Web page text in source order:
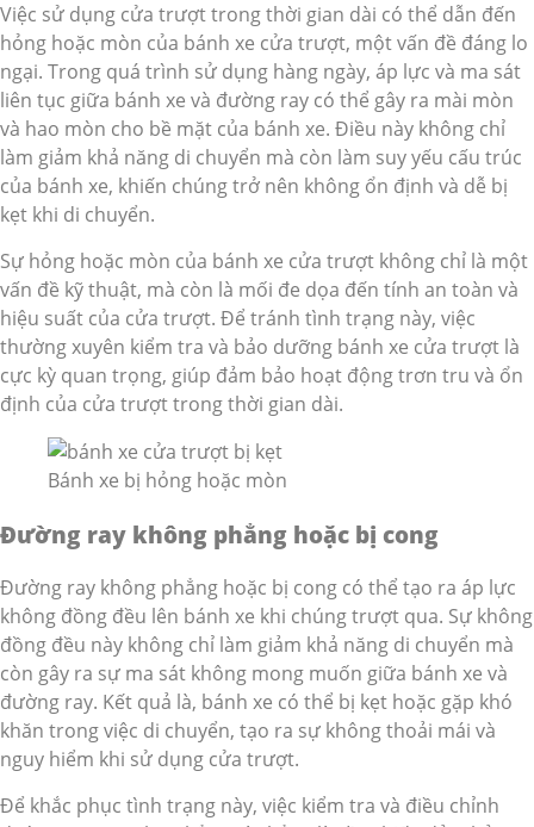
Việc sử dụng cửa trượt trong thời gian dài có thể dẫn đến
hỏng hoặc mòn của bánh xe cửa trượt, một vấn đề đáng lo
ngại. Trong quá trình sử dụng hàng ngày, áp lực và ma sát
liên tục giữa bánh xe và đường ray có thể gây ra mài mòn
và hao mòn cho bề mặt của bánh xe. Điều này không chỉ
làm giảm khả năng di chuyển mà còn làm suy yếu cấu trúc
của bánh xe, khiến chúng trở nên không ổn định và dễ bị
kẹt khi di chuyển.
Sự hỏng hoặc mòn của bánh xe cửa trượt không chỉ là một
vấn đề kỹ thuật, mà còn là mối đe dọa đến tính an toàn và
hiệu suất của cửa trượt. Để tránh tình trạng này, việc
thường xuyên kiểm tra và bảo dưỡng bánh xe cửa trượt là
cực kỳ quan trọng, giúp đảm bảo hoạt động trơn tru và ổn
định của cửa trượt trong thời gian dài.
Bánh xe bị hỏng hoặc mòn
Đường ray không phẳng hoặc bị cong
Đường ray không phẳng hoặc bị cong có thể tạo ra áp lực
không đồng đều lên bánh xe khi chúng trượt qua. Sự không
đồng đều này không chỉ làm giảm khả năng di chuyển mà
còn gây ra sự ma sát không mong muốn giữa bánh xe và
đường ray. Kết quả là, bánh xe có thể bị kẹt hoặc gặp khó
khăn trong việc di chuyển, tạo ra sự không thoải mái và
nguy hiểm khi sử dụng cửa trượt.
Để khắc phục tình trạng này, việc kiểm tra và điều chỉnh